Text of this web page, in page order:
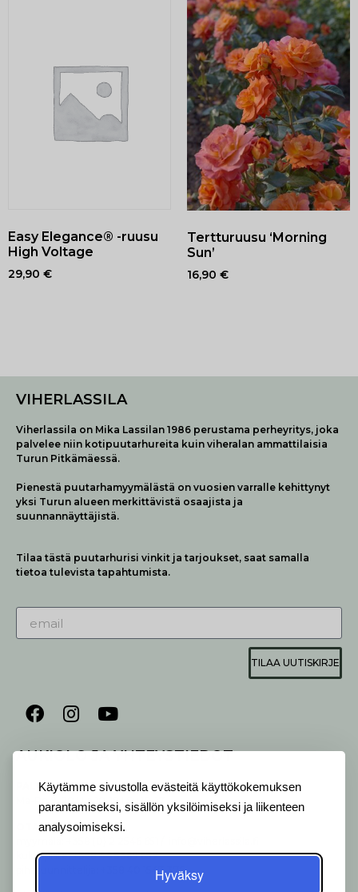
Käytämme sivustolla evästeitä käyttökokemuksen
parantamiseksi, sisällön yksilöimiseksi ja liikenteen
analysoimiseksi.
Hyväksy
Easy Elegance® -ruusu
High Voltage
29,90 €
Tertturuusu ‘Morning
Sun’
16,90 €
VIHERLASSILA
Viherlassila on Mika Lassilan 1986 perustama perheyritys, joka
palvelee niin kotipuutarhureita kuin viheralan ammattilaisia
Turun Pitkämäessä.
Pienestä puutarhamyymälästä on vuosien varralle kehittynyt
yksi Turun alueen merkittävistä osaajista ja
suunnannäyttäjistä.
Tilaa tästä puutarhurisi vinkit ja tarjoukset, saat samalla
tietoa tulevista tapahtumista.
TILAA UUTISKIRJE
AUKIOLO JA YHTEYSTIEDOT
ALVELEMME:
Ma-Pe 9-20 I La 10-18 I Su 10-17
OTA YHTEYTTÄ:
kukkapiste: +358 44 5369 657
pihasuunnittelija: +358 40 1547 376